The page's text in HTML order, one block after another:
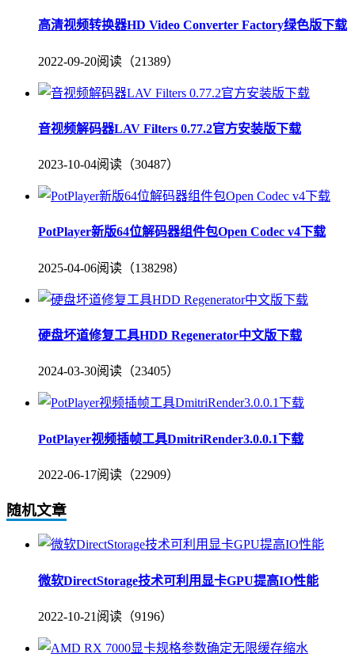
高清视频转换器HD Video Converter Factory绿色版下载
2022-09-20阅读（21389）
音视频解码器LAV Filters 0.77.2官方安装版下载
2023-10-04阅读（30487）
PotPlayer新版64位解码器组件包Open Codec v4下载
2025-04-06阅读（138298）
硬盘坏道修复工具HDD Regenerator中文版下载
2024-03-30阅读（23405）
PotPlayer视频插帧工具DmitriRender3.0.0.1下载
2022-06-17阅读（22909）
随机文章
微软DirectStorage技术可利用显卡GPU提高IO性能
2022-10-21 阅读（9196）